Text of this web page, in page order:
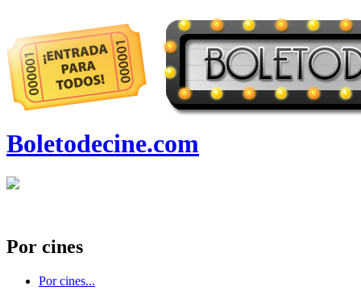
Boletodecine.com
Por cines
Por cines...